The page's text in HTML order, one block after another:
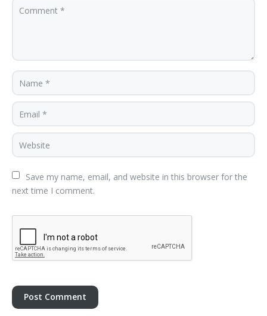
Save my name, email, and website in this browser for the
next time I comment.